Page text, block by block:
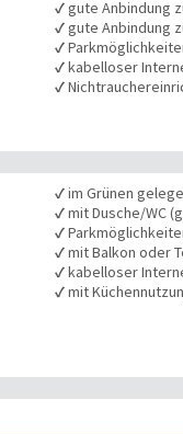
✓gute Anbindung
✓gute Anbindung
✓
✓kabelloser
✓
✓im Grünen
✓mit Dusche/WC
✓
✓mit Balkon oder
✓kabelloser
✓mit